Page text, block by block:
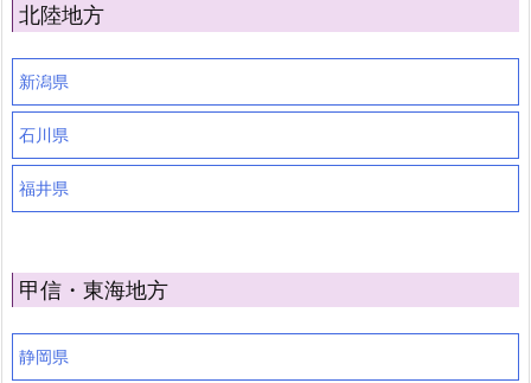
北陸地方
新潟県
石川県
福井県
甲信・東海地方
静岡県